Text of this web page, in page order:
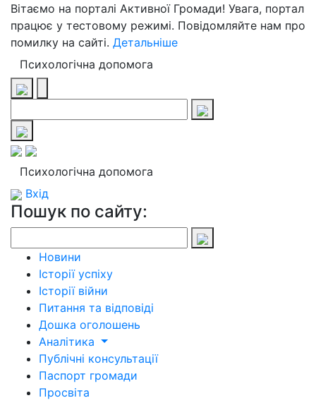
Вітаємо на порталі Активної Громади! Увага, портал
працює у тестовому режимі. Повідомляйте нам про
помилку на сайті. Детальніше
Психологічна допомога
Психологічна допомога
Вхід
Пошук по сайту:
Новини
Історії успіху
Історії війни
Питання та відповіді
Дошка оголошень
Аналітика
Публічні консультації
Паспорт громади
Просвіта